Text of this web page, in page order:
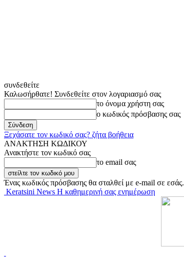
συνδεθείτε
Καλωσήρθατε! Συνδεθείτε στον λογαριασμό σας
το όνομα χρήστη σας
ο κωδικός πρόσβασης σας
Ξεχάσατε τον κωδικό σας? ζήτα βοήθεια
ΑΝΑΚΤΗΣΗ ΚΩΔΙΚΟΥ
Ανακτήστε τον κωδικό σας
το email σας
Ένας κωδικός πρόσβασης θα σταλθεί με e-mail σε εσάς.
Keratsini News Η καθημερινή σας ενημέρωση